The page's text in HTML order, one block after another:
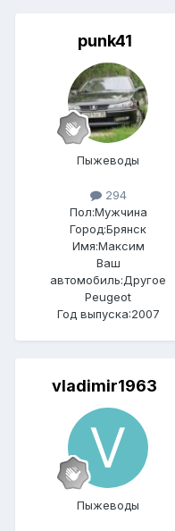
punk41
Пыжеводы
294
Пол:Мужчина
Город:Брянск
Имя:Максим
Ваш
автомобиль:Другое
Peugeot
Год выпуска:2007
vladimir1963
Пыжеводы